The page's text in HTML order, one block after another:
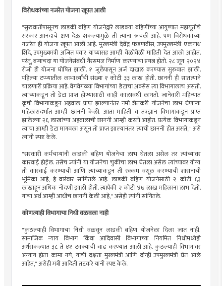
विरोधकांच्या नजरेत योजना खूपत आली
"सुरुवातीपासूनच लाडकी बहिण योजनेद्वारे लाडक्या बहिणींच्या आयुष्यात महायूतीचे
सरकार आनंदाचे क्षण देऊ शकल्यामुळे ती त्यांना रूचली आहे. पण विरोधकांच्या
नजरेत ही योजना खूपत आली आहे. मुख्यमंत्री देवेंद्र फडणवीस, उपमुख्यमंत्री एकनाथ
शिंदे, उपमुख्यमंत्री अजित पवार यांच्यासह आम्ही वेळोवेळी माहिती देत आलो आहोत.
परंतू, बऱ्याचदा या योजनेसंबंधी गैरसमज निर्माण करण्याचा प्रयत्न होतो. २८ जून २०२४
रोजी ही योजना घोषित झाली. १ जुलैपासून अर्ज दाखल करण्यास सुरुवात झाली.
पहिल्या टप्प्यातील लाभार्थ्यांची संख्या १ कोटी ३३ लाख होती. छाननी ही सातत्याने
चालणारी प्रक्रिया आहे. वेगवेगळ्या विभागांच्या डेटाचा अक्सेस त्या विभागालाच असतो.
त्यांच्याकडून तो डेटा प्राप्त होण्यासाठी काही कालावधी लागतो. जानेवारी महिन्यात
कृषी विभागाकडून अहवाल प्राप्त झाल्यानंतर नमो शेतकरी योजनेचा लाभ घेणाऱ्या
महिलांसंदर्भात आम्ही छाननी केली. आता माहिती व तंत्रज्ञान विभागाकडून प्राप्त
झालेल्या २६ लाखांच्या अहवालाची छाननी आम्ही करतो आहोत. प्रत्येक विभागाकडून
त्यांचा आम्ही डेटा मागवला असून तो प्राप्त झाल्यानंतर त्याची छाननी होत असते," असे
त्यांनी स्पष्ट केले.
"सरकारी कर्मचाऱ्यांनी लाडकी बहिण योजनेचा लाभ घेतला असेल तर त्यांच्यावर
कारवाई होईल. तसेच ज्यांनी या योजनेचा चुकीचा लाभ घेतला असेल त्यांच्यावर योग्य
ती कारवाई करण्याची आणि त्यांच्याकडून ती रक्कम वसूल करण्याची शासनाची
भूमिका आहे, हे वारंवार सांगितले आहे. लाडकी बहिण योजनेसाठी २ कोटी ६३
लाखांहून अधिक नोंदणी झाली होती. त्यापैकी २ कोटी ४७ लाख महिलांना लाभ देतो.
याचा अर्थ आम्ही आधीच छाननी केली आहे," असेही त्यांनी सांगितले.
कोणत्याही विभागाचा निधी वळवला नाही
"कुठल्याही विभागाचा निधी वळवून लाडकी बहिण योजनेला दिला जात नाही.
सामाजिक न्याय विभाग किंवा आदिवासी विभागाच्या नियमित निधीमध्येही
अर्थसंकल्पात ३८ ते ४१ टक्क्यांची वाढ करण्यात आली आहे. कुठल्याही विभागावर
अन्याय होता कामा नये, याची दक्षता मुख्यमंत्री आणि दोन्ही उपमुख्यमंत्री घेत आले
आहेत," असेही मंत्री आदिती तटकरे यांनी स्पष्ट केले.